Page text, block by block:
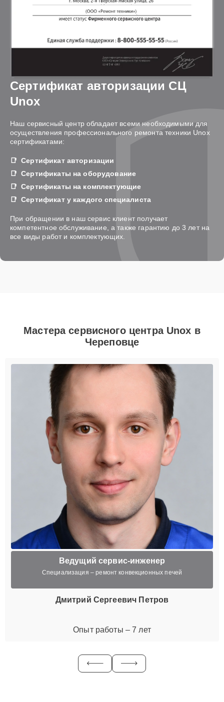
Сертификат авторизации СЦ
Unox
Наш сервисный центр обладает всеми необходимыми для
осуществления профессионального ремонта техники Unox
сертификатами:
Сертификат авторизации
Сертификаты на оборудование
Сертификаты на комплектующие
Сертификат у каждого специалиста
При обращении в наш сервис клиент получает
компетентное обслуживание, а также гарантию до 3 лет на
все виды работ и комплектующих.
Мастера сервисного центра Unox в
Череповце
Ведущий сервис-инженер
Специализация – ремонт конвекционных печей
Дмитрий Сергеевич Петров
Опыт работы – 7 лет